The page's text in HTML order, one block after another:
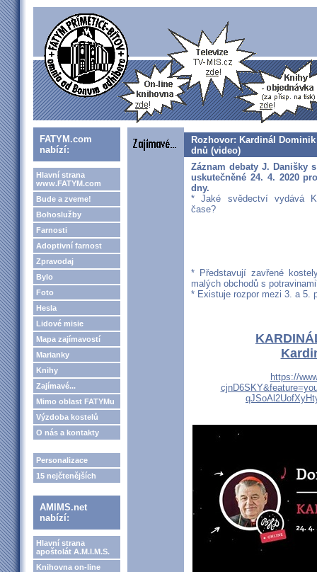
FATYM.com
nabízí:
Hlavní strana
www.FATYM.com
Bude a zveme!
Bohoslužby
Farnosti
Adoptivní farnost
Zpravodaj
Bylo
Foto
Hesla
Lidové misie
Mapa zajímavostí
Marianky
Knihy
Zajímavé...
Mimo oblast FATYMu
Výzdoba kostelů
O nás a kontakty
Personalizace
15 nejčtenějších
AMIMS.net
nabízí:
Hlavní strana
apoštolát A.M.I.M.S.
Knihovna on-line
Rozhovor: Kardinál
dnů (video)
Záznam debaty J. Danišky
uskutečněné 24. 4. 2020
dny.
* Jaké svědectví vydává
čase?
* Představují zavřené
malých obchodů s
* Existuje rozpor mezi 3. a 5.
https://